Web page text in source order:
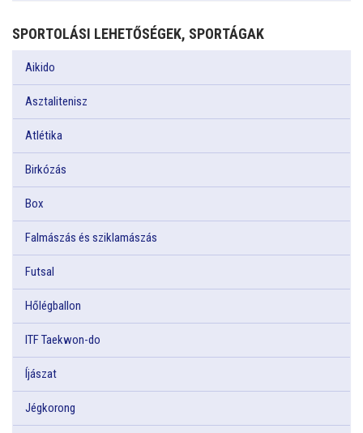
SPORTOLÁSI LEHETŐSÉGEK, SPORTÁGAK
Aikido
Asztalitenisz
Atlétika
Birkózás
Box
Falmászás és sziklamászás
Futsal
Hőlégballon
ITF Taekwon-do
Íjászat
Jégkorong